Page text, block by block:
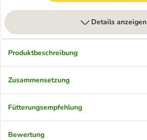
Details anzeigen
Produktbeschreibung
Zusammensetzung
Fütterungsempfehlung
Bewertung